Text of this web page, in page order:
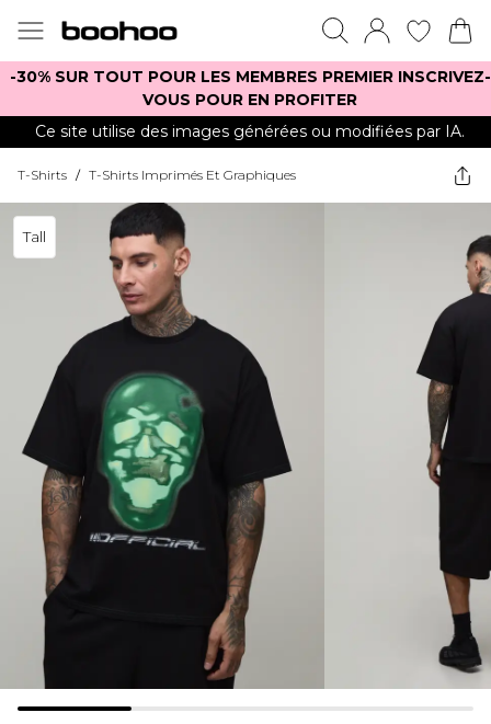
-30% SUR TOUT POUR LES MEMBRES PREMIER INSCRIVEZ-
VOUS POUR EN PROFITER
Ce site utilise des images générées ou modifiées par IA.
T-Shirts / T-Shirts Imprimés Et Graphiques
Tall